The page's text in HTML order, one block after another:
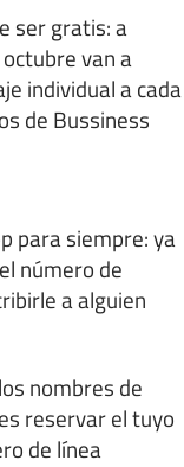
ser gratis: a
van a
individual a cada
de Bussiness
para siempre: ya
número de
a alguien
nombres de
reservar el tuyo
de línea